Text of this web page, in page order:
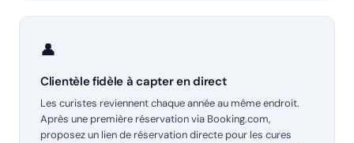
👤
Clientèle fidèle à capter en direct
Les curistes reviennent chaque année au même endroit.
Après une première réservation via Booking.com,
proposez un lien de réservation directe pour les cures